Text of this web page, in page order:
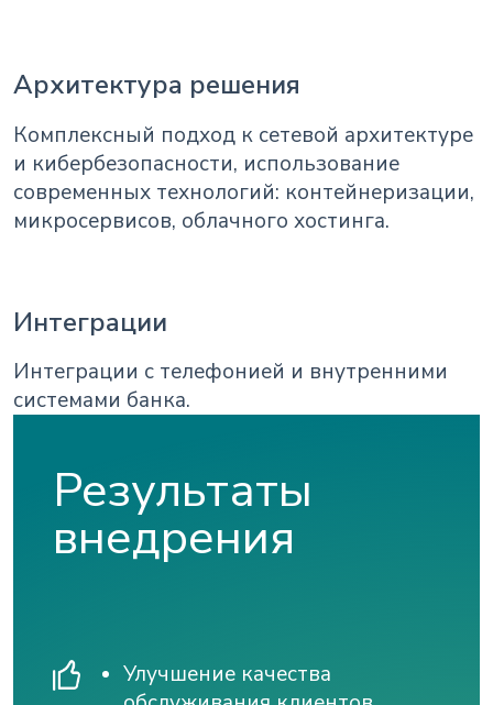
Архитектура решения
Комплексный подход к сетевой архитектуре
и кибербезопасности, использование
современных технологий: контейнеризации,
микросервисов, облачного хостинга.
Интеграции
Интеграции с телефонией и внутренними
системами банка.
Результаты
внедрения
Улучшение качества